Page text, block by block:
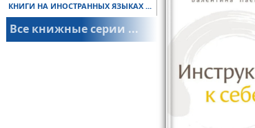
КНИГИ НА ИНОСТРАННЫХ ЯЗЫКАХ ...
Все книжные серии ...